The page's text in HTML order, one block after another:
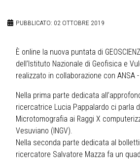
PUBBLICATO: 02 OTTOBRE 2019
È online la nuova puntata di
dell’Istituto Nazionale di Geofisica e
realizzato in collaborazione con ANSA
Nella prima parte dedicata
ricercatrice Lucia Pappalardo ci parla
Microtomografia ai Raggi X
Vesuviano (INGV).
Nella seconda parte dedicata al
ricercatore Salvatore Mazza fa un